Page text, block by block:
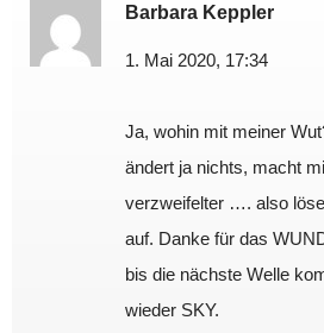
Barbara Keppler
1. Mai 2020, 17:34
Ja, wohin mit meiner
ändert ja nichts, macht
verzweifelter …. also
auf. Danke für das
bis die nächste Welle
wieder SKY.